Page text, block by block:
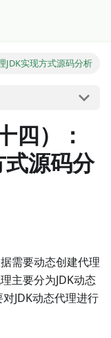
JDK实现方式源码分析
四）：
源码分
需要动态创建代理
主要分为JDK动态
JDK动态代理进行